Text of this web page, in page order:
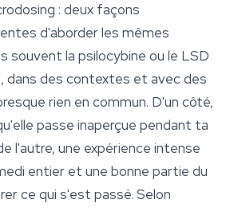
: deux façons
d'aborder les mêmes
souvent la psilocybine ou le LSD
dans des contextes et avec des
rien en commun. D'un côté,
passe inaperçue pendant ta
l'autre, une expérience intense
entier et une bonne partie du
ce qui s'est passé. Selon